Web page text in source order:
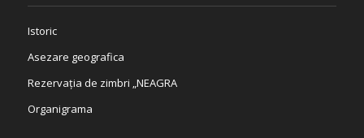
Istoric
Asezare geografica
Rezervația de zimbri „NEAGRA
Organigrama